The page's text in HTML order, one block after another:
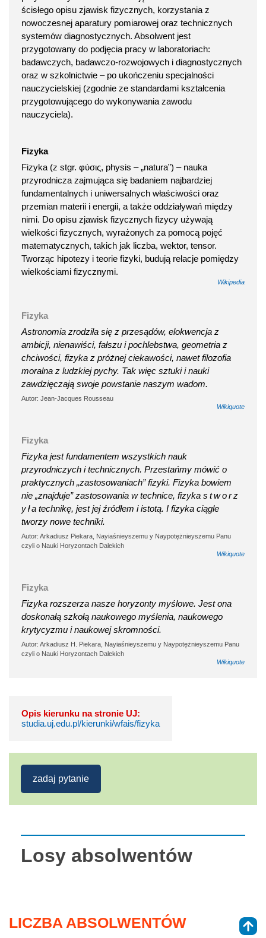
ścisłego opisu zjawisk fizycznych, korzystania z
nowoczesnej aparatury pomiarowej oraz technicznych
systemów diagnostycznych. Absolwent jest
przygotowany do podjęcia pracy w laboratoriach:
badawczych, badawczo-rozwojowych i diagnostycznych
oraz w szkolnictwie – po ukończeniu specjalności
nauczycielskiej (zgodnie ze standardami kształcenia
przygotowującego do wykonywania zawodu
nauczyciela).
Fizyka
Fizyka (z stgr. φύσις, physis – „natura”) – nauka
przyrodnicza zajmująca się badaniem najbardziej
fundamentalnych i uniwersalnych właściwości oraz
przemian materii i energii, a także oddziaływań między
nimi. Do opisu zjawisk fizycznych fizycy używają
wielkości fizycznych, wyrażonych za pomocą pojęć
matematycznych, takich jak liczba, wektor, tensor.
Tworząc hipotezy i teorie fizyki, budują relacje pomiędzy
wielkościami fizycznymi.
Wikipedia
Fizyka
Astronomia zrodziła się z przesądów, elokwencja z
ambicji, nienawiści, fałszu i pochlebstwa, geometria z
chciwości, fizyka z próżnej ciekawości, nawet filozofia
moralna z ludzkiej pychy. Tak więc sztuki i nauki
zawdzięczają swoje powstanie naszym wadom.
Autor: Jean-Jacques Rousseau
Wikiquote
Fizyka
Fizyka jest fundamentem wszystkich nauk
przyrodniczych i technicznych. Przestańmy mówić o
praktycznych „zastosowaniach” fizyki. Fizyka bowiem
nie „znajduje” zastosowania w technice, fizyka s t w o r z
y ł a technikę, jest jej źródłem i istotą. I fizyka ciągle
tworzy nowe techniki.
Autor: Arkadiusz Piekara, Nayiaśnieyszemu y Naypotężnieyszemu Panu
czyli o Nauki Horyzontach Dalekich
Wikiquote
Fizyka
Fizyka rozszerza nasze horyzonty myślowe. Jest ona
doskonałą szkołą naukowego myślenia, naukowego
krytycyzmu i naukowej skromności.
Autor: Arkadiusz H. Piekara, Nayiaśnieyszemu y Naypotężnieyszemu Panu
czyli o Nauki Horyzontach Dalekich
Wikiquote
Opis kierunku na stronie UJ:
studia.uj.edu.pl/kierunki/wfais/fizyka
zadaj pytanie
Losy absolwentów
LICZBA ABSOLWENTÓW